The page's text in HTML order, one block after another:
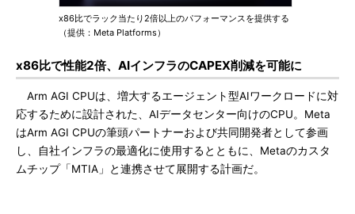
x86比でラック当たり2倍以上のパフォーマンスを提供する
（提供：Meta Platforms）
x86比で性能2倍、AIインフラのCAPEX削減を可能に
Arm AGI CPUは、増大するエージェント型AIワークロードに対
応するために設計された、AIデータセンター向けのCPU。Meta
はArm AGI CPUの筆頭パートナーおよび共同開発者として参画
し、自社インフラの最適化に使用するとともに、Metaのカスタ
ムチップ「MTIA」と連携させて展開する計画だ。